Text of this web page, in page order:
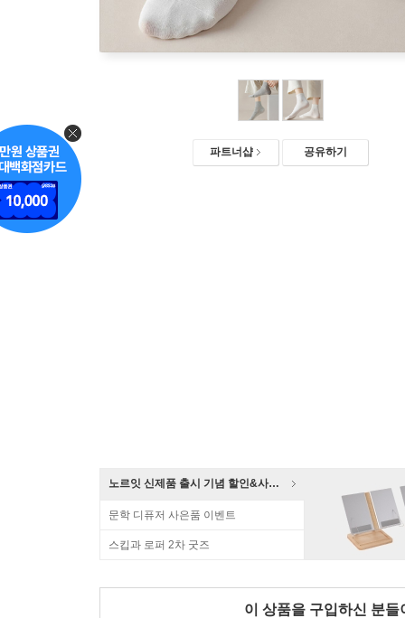
파트너샵 공유하기
노르잇 신제품 출시 기념 할인&사은품 증정!
문학 디퓨저 사은품 이벤트
스킵과 로퍼 2차 굿즈
이 상품을 구입하신 분